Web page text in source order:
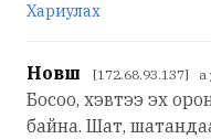
Хариулах
Новш [172.68.93.137] a
Босоо, хэвтээ эх
байна. Шат,